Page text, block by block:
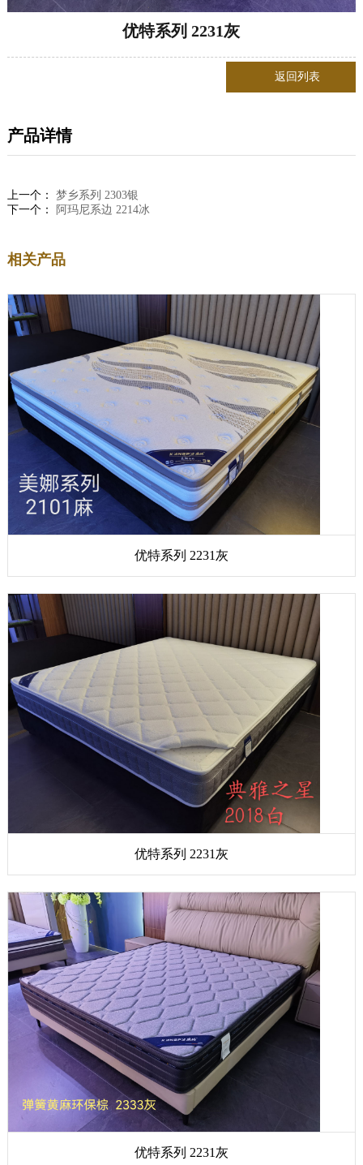
优特系列 2231灰
返回列表
产品详情
上一个： 梦乡系列 2303银
下一个：
阿玛尼系边 2214冰
相关产品
优特系列 2231灰
优特系列 2231灰
优特系列 2231灰